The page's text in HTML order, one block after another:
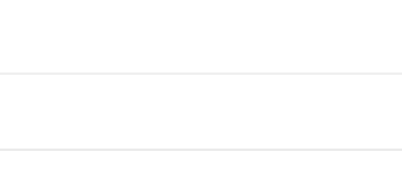
96H